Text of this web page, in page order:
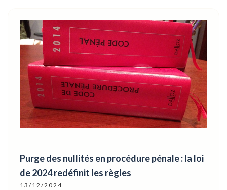
Purge des nullités en procédure pénale : la loi
de 2024 redéfinit les règles
13/12/2024